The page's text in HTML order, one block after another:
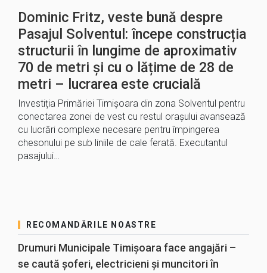
Dominic Fritz, veste bună despre
Pasajul Solventul: începe construcția
structurii în lungime de aproximativ
70 de metri și cu o lățime de 28 de
metri – lucrarea este crucială
Investiția Primăriei Timișoara din zona Solventul pentru
conectarea zonei de vest cu restul orașului avansează
cu lucrări complexe necesare pentru împingerea
chesonului pe sub liniile de cale ferată. Executantul
pasajului…
RECOMANDĂRILE NOASTRE
Drumuri Municipale Timișoara face angajări –
se caută șoferi, electricieni și muncitori în